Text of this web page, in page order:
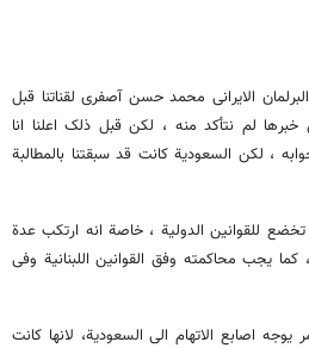
الایرانی محمد حسن آصفری لقناتنا قبل
خبرها لم نتأکد منه ، لکن قبل ذلک اعلنا انا
، لکن السعودیة کانت قد سبقتنا بالمطالبة
للقوانین الدولیة ، خاصة انه ارتکب عدة
کما یجب محاکمته وفق القوانین اللبنانیة وفی
اصابع الاتهام الى السعودیة، لانها کانت